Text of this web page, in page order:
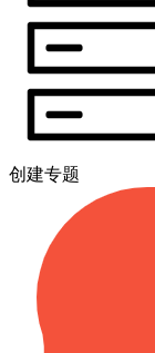
创建专题